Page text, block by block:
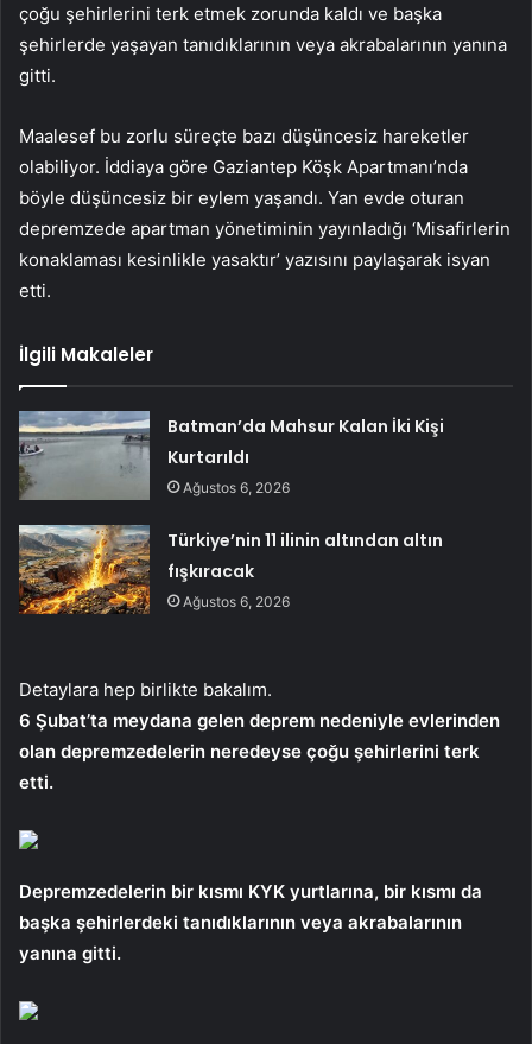
çoğu şehirlerini terk etmek zorunda kaldı ve başka
şehirlerde yaşayan tanıdıklarının veya akrabalarının yanına
gitti.
Maalesef bu zorlu süreçte bazı düşüncesiz hareketler
olabiliyor. İddiaya göre Gaziantep Köşk Apartmanı’nda
böyle düşüncesiz bir eylem yaşandı. Yan evde oturan
depremzede apartman yönetiminin yayınladığı ‘Misafirlerin
konaklaması kesinlikle yasaktır’ yazısını paylaşarak isyan
etti.
İlgili Makaleler
Batman’da Mahsur Kalan İki Kişi
Kurtarıldı
Ağustos 6, 2026
Türkiye’nin 11 ilinin altından altın
fışkıracak
Ağustos 6, 2026
Detaylara hep birlikte bakalım.
6 Şubat’ta meydana gelen deprem nedeniyle evlerinden
olan depremzedelerin neredeyse çoğu şehirlerini terk
etti.
Depremzedelerin bir kısmı KYK yurtlarına, bir kısmı da
başka şehirlerdeki tanıdıklarının veya akrabalarının
yanına gitti.